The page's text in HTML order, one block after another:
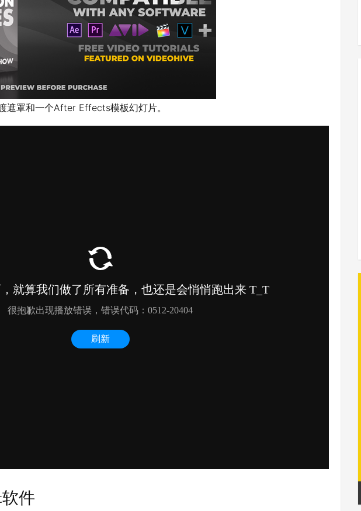
遮罩和一个After Effects模板幻灯片。
件